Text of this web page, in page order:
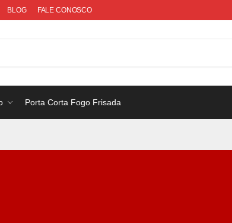
BLOG FALE CONOSCO
Porta Corta Fogo Frisada